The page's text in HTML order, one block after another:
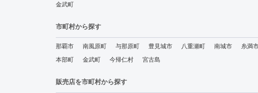
金武町
市町村から探す
那覇市 南風原町 与那原町 豊見城市 八重瀬町 南城市 糸満
本部町
金武町 今帰仁村 宮古島
販売店を市町村から探す